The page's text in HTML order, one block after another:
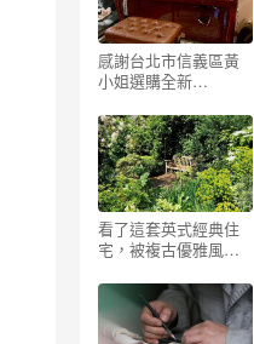
感謝台北市信義區黃
小姐選購全新
U125_調音售後維修保
養日誌
看了這套英式經典住
宅，被複古優雅風範
嚮往_鋼琴好還是古琴
好 – 二手鋼琴展示中
心